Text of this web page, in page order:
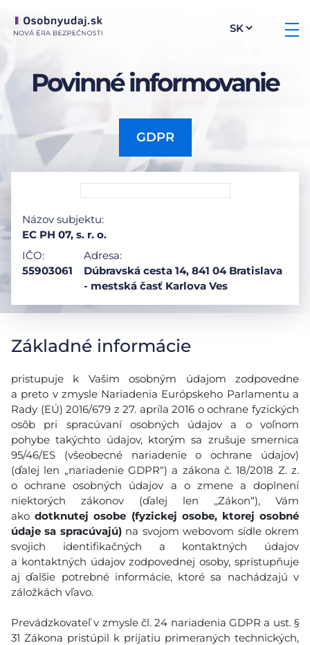
Povinné informovanie
GDPR
Názov subjektu:
EC PH 07, s. r. o.
IČO:
55903061
Adresa:
Dúbravská cesta 14, 841 04 Bratislava
- mestská časť Karlova Ves
Základné informácie
pristupuje k Vašim osobným údajom zodpovedne
a preto v zmysle Nariadenia Európskeho Parlamentu a
Rady (EÚ) 2016/679 z 27. apríla 2016 o ochrane fyzických
osôb pri spracúvaní osobných údajov a o voľnom
pohybe takýchto údajov, ktorým sa zrušuje smernica
95/46/ES (všeobecné nariadenie o ochrane údajov)
(ďalej len „nariadenie GDPR“) a zákona č. 18/2018 Z. z.
o ochrane osobných údajov a o zmene a doplnení
niektorých zákonov (ďalej len ,,Zákon“), Vám
akodotknutej osobe (fyzickej osobe, ktorej osobné
údaje sa spracúvajú)na svojom webovom sídle okrem
svojich identifikačných a kontaktných údajov
a kontaktných údajov zodpovednej osoby, sprístupňuje
aj ďalšie potrebné informácie, ktoré sa nachádzajú v
záložkách vľavo.
Prevádzkovateľ v zmysle čl. 24 nariadenia GDPR a ust. §
31 Zákona pristúpil k prijatiu primeraných technických,